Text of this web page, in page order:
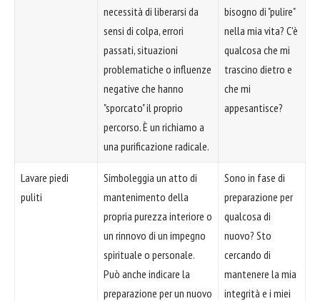
necessità di liberarsi da
sensi di colpa, errori
passati, situazioni
problematiche o influenze
negative che hanno
"sporcato" il proprio
percorso. È un richiamo a
una purificazione radicale.
bisogno di "pulire"
nella mia vita? C'è
qualcosa che mi
trascino dietro e
che mi
appesantisce?
Lavare piedi
puliti
Simboleggia un atto di
mantenimento della
propria purezza interiore o
un rinnovo di un impegno
spirituale o personale.
Può anche indicare la
preparazione per un nuovo
Sono in fase di
preparazione per
qualcosa di
nuovo? Sto
cercando di
mantenere la mia
integrità e i miei